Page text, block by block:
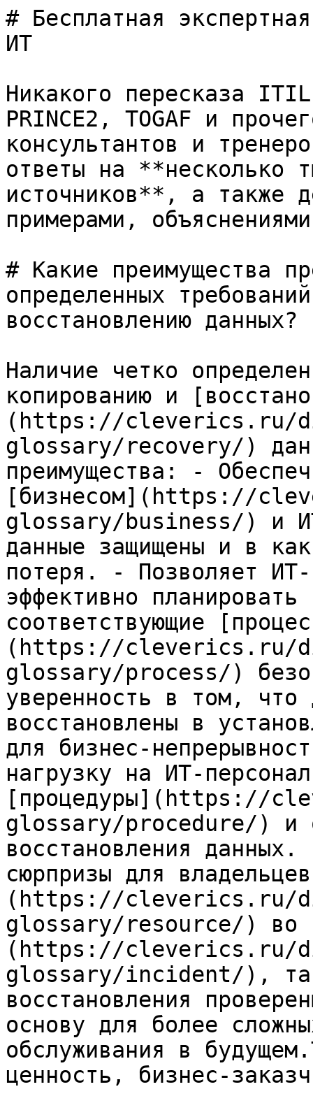
# Бесплатная
ИТ
Никакого пересказа
PRINCE2, TOGAF и
консультантов и
ответы на **несколько
источников**, а также
примерами,
# Какие преимущества
определенных
восстановлению данных?
Наличие четко
копированию и
(https://cleverics.ru/
glossary/recovery/)
преимущества: -
[бизнесом](https://
glossary/business/) и
данные защищены и в
потеря. - Позволяет ИТ-
эффективно
соответствующие
(https://cleverics.ru/
glossary/process/)
уверенность в том, что
восстановлены в
для бизнес-
нагрузку на ИТ-
[процедуры](https://
glossary/procedure/) и
восстановления
сюрпризы для
(https://cleverics.ru/
glossary/resource/) во
(https://cleverics.ru/
glossary/incident/),
восстановления
основу для более
обслуживания в
ценность, бизнес-